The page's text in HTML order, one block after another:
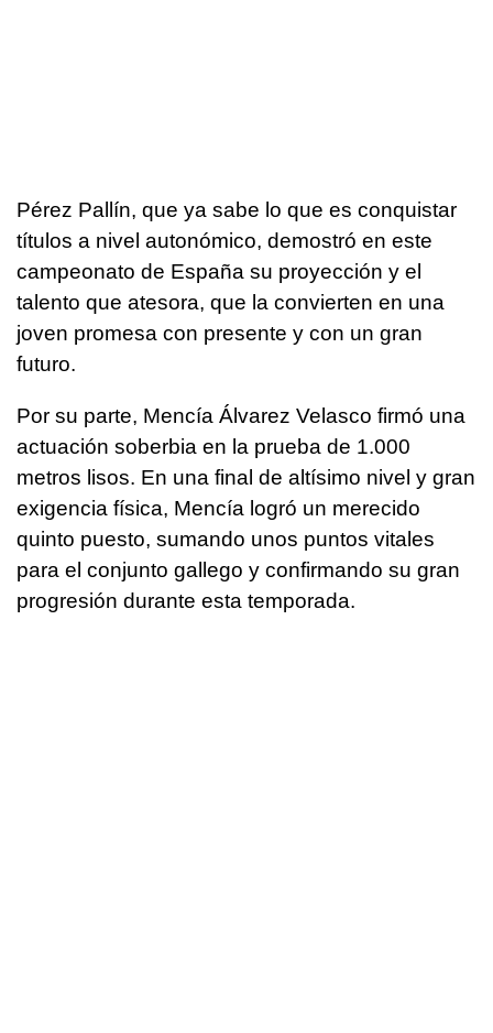
Pérez Pallín, que ya sabe lo que es conquistar
títulos a nivel autonómico, demostró en este
campeonato de España su proyección y el
talento que atesora, que la convierten en una
joven promesa con presente y con un gran
futuro.
Por su parte, Mencía Álvarez Velasco firmó una
actuación soberbia en la prueba de 1.000
metros lisos. En una final de altísimo nivel y gran
exigencia física, Mencía logró un merecido
quinto puesto, sumando unos puntos vitales
para el conjunto gallego y confirmando su gran
progresión durante esta temporada.